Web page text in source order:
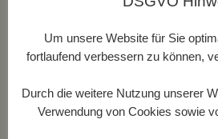
Um unsere Website für Sie
fortlaufend verbessern zu können,
Durch die weitere Nutzung unserer
Verwendung von Cookies sowie